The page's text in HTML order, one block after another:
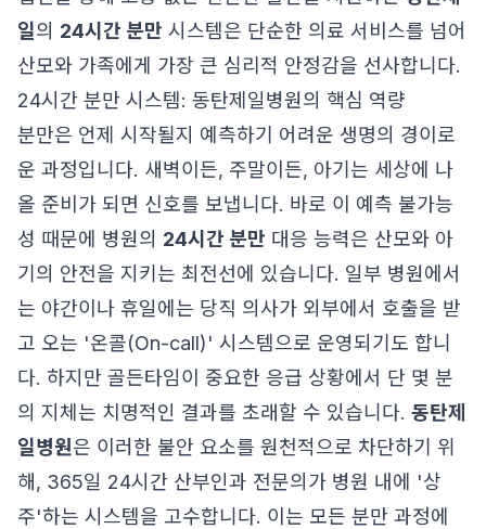
일의 24시간 분만 시스템은 단순한 의료 서비스를 넘어
산모와 가족에게 가장 큰 심리적 안정감을 선사합니다.
24시간 분만 시스템: 동탄제일병원의 핵심 역량
분만은 언제 시작될지 예측하기 어려운 생명의 경이로
운 과정입니다. 새벽이든, 주말이든, 아기는 세상에 나
올 준비가 되면 신호를 보냅니다. 바로 이 예측 불가능
성 때문에 병원의 24시간 분만 대응 능력은 산모와 아
기의 안전을 지키는 최전선에 있습니다. 일부 병원에서
는 야간이나 휴일에는 당직 의사가 외부에서 호출을 받
고 오는 '온콜(On-call)' 시스템으로 운영되기도 합니
다. 하지만 골든타임이 중요한 응급 상황에서 단 몇 분
의 지체는 치명적인 결과를 초래할 수 있습니다. 동탄제
일병원은 이러한 불안 요소를 원천적으로 차단하기 위
해, 365일 24시간 산부인과 전문의가 병원 내에 '상
주'하는 시스템을 고수합니다. 이는 모든 분만 과정에